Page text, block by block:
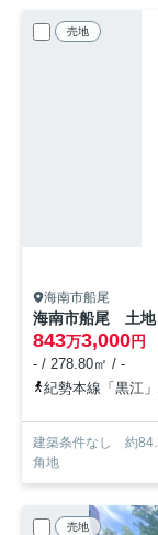
売地
海南市船尾
海南市船尾 土地
843万3,000円
- / 278.80㎡ / -
紀勢本線「黒江
建築条件なし 約
角地
売地